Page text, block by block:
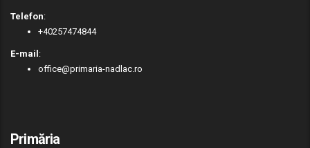
Telefon:
+40257474844
E-mail:
office@primaria-nadlac.ro
Primăria